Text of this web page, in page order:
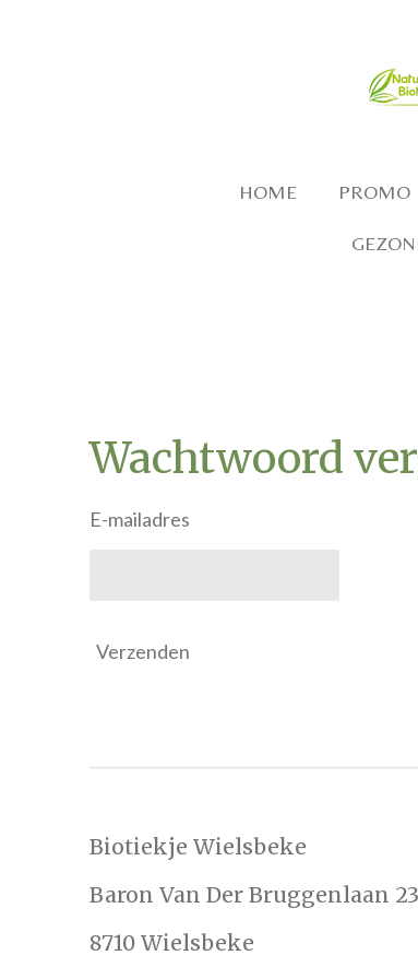
HOME PROMO
Wachtwoord
E-mailadres
Verzenden
Biotiekje Wielsbeke
Baron Van Der Bruggenlaan 23
8710 Wielsbeke